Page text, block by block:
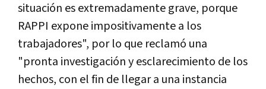
situación es extremadamente grave, porque
RAPPI expone impositivamente a los
trabajadores", por lo que reclamó una
"pronta investigación y esclarecimiento de los
hechos, con el fin de llegar a una instancia